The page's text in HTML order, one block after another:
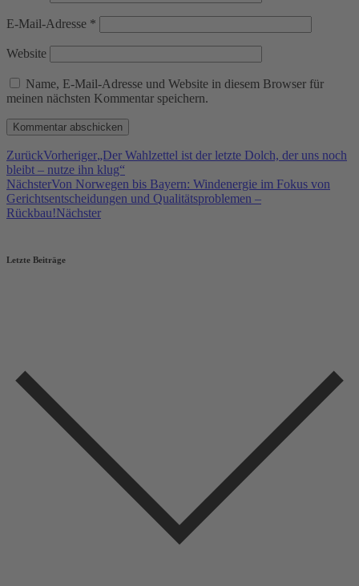
E-Mail-Adresse *
Website
Name, E-Mail-Adresse und Website in diesem Browser für
meinen nächsten Kommentar speichern.
ZurückVorheriger„Der Wahlzettel ist der letzte Dolch, der uns noch
bleibt – nutze ihn klug“
NächsterVon Norwegen bis Bayern: Windenergie im Fokus von
Gerichtsentscheidungen und Qualitätsproblemen –
Rückbau!Nächster
Letzte Beiträge